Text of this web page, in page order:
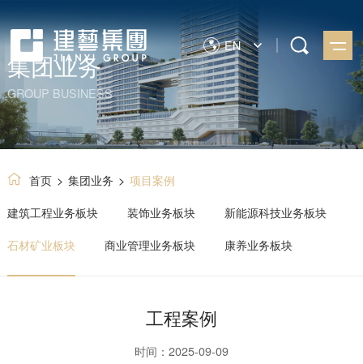
EN
集团业务
GROUP BUSINESS
建筑工程业务板块 装饰业务板块
新能源科技业务板块
石材矿业板块
商业管理业务板块 康养业务板块
首页 > 集团业务 > 项目案例
工程案例
时间：2025-09-09